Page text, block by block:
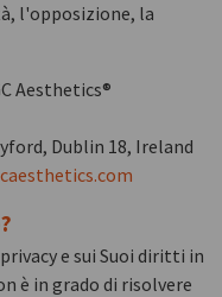
l'opposizione, la
Aesthetics®
Dublin 18, Ireland
e sui Suoi diritti in
è in grado di risolvere